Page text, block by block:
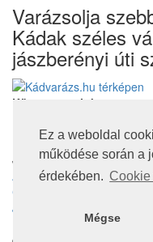
Ez a weboldal
működése során a
érdekében.
Mégse
Varázsolja
Kádak széles
jászberényi úti
Kövessen minket
Jogi nyilatkozatok
Adatvédelmi tájékoztató
Cookie tájékoztató
Jótállás, szavatosság
Nem jótállás köteles